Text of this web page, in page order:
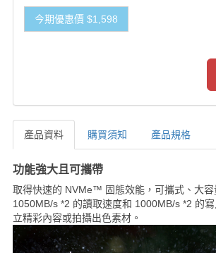
今期優惠價 $1,598
產品資料 購買須知 產品規格
產品資料
功能強大且可攜帶
取得快速的 NVMe™ 固態效能，可攜式、大容
1050MB/s *2 的讀取速度和 1000MB/s *2 的
立精彩內容或拍攝出色素材。